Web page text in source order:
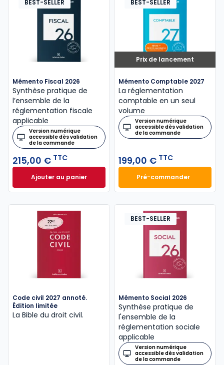
BEST-SELLER
Mémento Fiscal 2026
Synthèse pratique de
l’ensemble de la
réglementation fiscale
applicable
Version numérique
accessible dès validation
de la commande
215,00 € TTC
Ajouter au panierMémento Fiscal 2026 à 215,00 € TTC
Prix de lancement
BEST-SELLER
Mémento Comptable 2027
La réglementation
comptable en un seul
volume
Version numérique
accessible dès validation
de la commande
199,00 € TTC
Pré-commander
Mémento
Code civil 2027 annoté.
Édition limitée
La Bible du droit civil.
BEST-SELLER
Mémento Social 2026
Synthèse pratique de
l'ensemble de la
réglementation sociale
applicable
Version numérique
accessible dès validation
de la commande